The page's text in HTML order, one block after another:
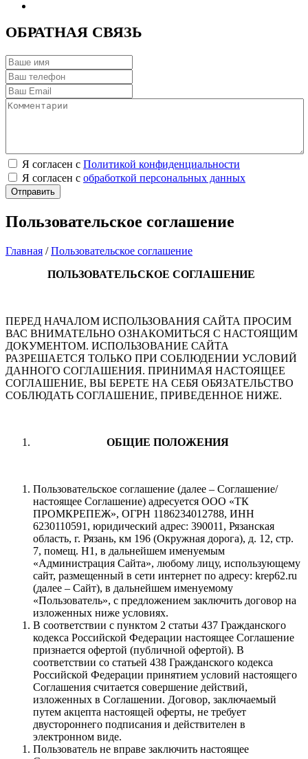
ОБРАТНАЯ СВЯЗЬ
Я согласен с Политикой конфиденциальности
Я согласен с обработкой персональных данных
Пользовательское соглашение
Главная /Пользовательское соглашение
ПОЛЬЗОВАТЕЛЬСКОЕ СОГЛАШЕНИЕ
ПЕРЕД НАЧАЛОМ ИСПОЛЬЗОВАНИЯ САЙТА ПРОСИМ
ВАС ВНИМАТЕЛЬНО ОЗНАКОМИТЬСЯ С НАСТОЯЩИМ
ДОКУМЕНТОМ. ИСПОЛЬЗОВАНИЕ САЙТА
РАЗРЕШАЕТСЯ ТОЛЬКО ПРИ СОБЛЮДЕНИИ УСЛОВИЙ
ДАННОГО СОГЛАШЕНИЯ. ПРИНИМАЯ НАСТОЯЩЕЕ
СОГЛАШЕНИЕ, ВЫ БЕРЕТЕ НА СЕБЯ ОБЯЗАТЕЛЬСТВО
СОБЛЮДАТЬ СОГЛАШЕНИЕ, ПРИВЕДЕННОЕ НИЖЕ.
ОБЩИЕ ПОЛОЖЕНИЯ
Пользовательское соглашение (далее – Соглашение/
настоящее Соглашение) адресуется ООО «ТК
ПРОМКРЕПЕЖ», ОГРН 1186234012788, ИНН
6230110591, юридический адрес: 390011, Рязанская
область, г. Рязань, км 196 (Окружная дорога), д. 12, стр.
7, помещ. Н1, в дальнейшем именуемым
«Администрация Сайта», любому лицу, использующему
сайт, размещенный в сети интернет по адресу: krep62.ru
(далее – Сайт), в дальнейшем именуемому
«Пользователь», с предложением заключить договор на
изложенных ниже условиях.
В соответствии с пунктом 2 статьи 437 Гражданского
кодекса Российской Федерации настоящее Соглашение
признается офертой (публичной офертой). В
соответствии со статьей 438 Гражданского кодекса
Российской Федерации принятием условий настоящего
Соглашения считается совершение действий,
изложенных в Соглашении. Договор, заключаемый
путем акцепта настоящей оферты, не требует
двустороннего подписания и действителен в
электронном виде.
Пользователь не вправе заключить настоящее